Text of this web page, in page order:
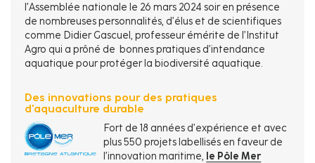
l’Assemblée nationale le 26 mars 2024 soir en présence
de nombreuses personnalités, d’élus et de scientifiques
comme Didier Gascuel, professeur émérite de l’Institut
Agro qui a prôné de bonnes pratiques d’intendance
aquatique pour protéger la biodiversité aquatique.
Des innovations pour des pratiques
d'aquaculture durable
Fort de 18 années d’expérience et avec
plus 550 projets labellisés en faveur de
l’innovation maritime, le Pôle Mer